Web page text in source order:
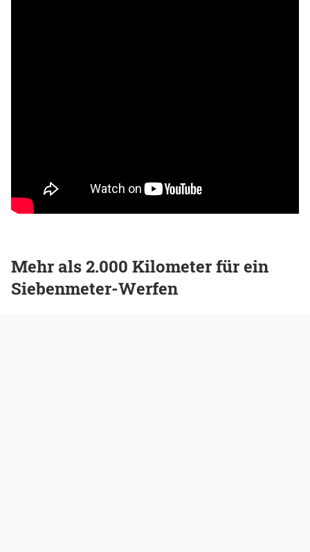
Mehr als 2.000 Kilometer für ein
Siebenmeter-Werfen